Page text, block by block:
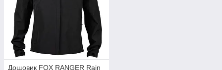
Дощовик FOX RANGER Rain